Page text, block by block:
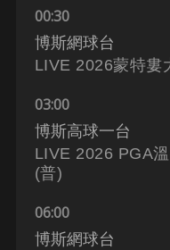
00:30
博斯網球台
LIVE 2026蒙特婁
03:00
博斯高球一台
LIVE 2026 PGA
(普)
06:00
博斯網球台